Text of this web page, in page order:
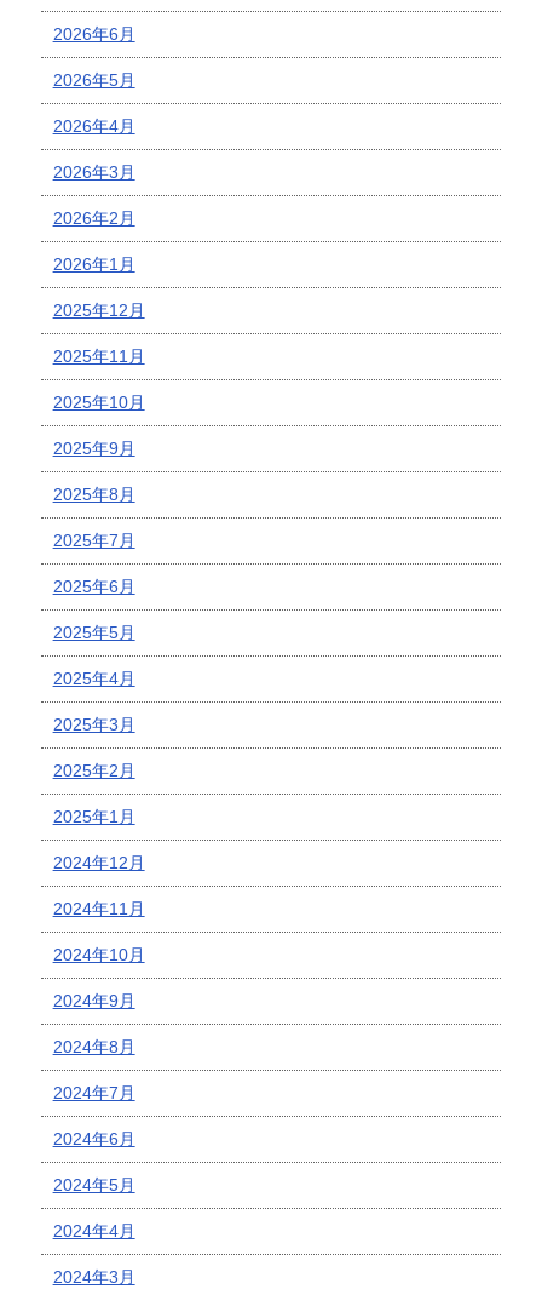
2026年6月
2026年5月
2026年4月
2026年3月
2026年2月
2026年1月
2025年12月
2025年11月
2025年10月
2025年9月
2025年8月
2025年7月
2025年6月
2025年5月
2025年4月
2025年3月
2025年2月
2025年1月
2024年12月
2024年11月
2024年10月
2024年9月
2024年8月
2024年7月
2024年6月
2024年5月
2024年4月
2024年3月